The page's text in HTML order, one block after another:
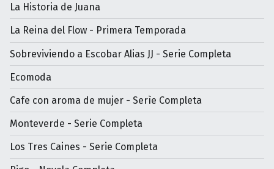
La Historia de Juana
La Reina del Flow - Primera Temporada
Sobreviviendo a Escobar Alias JJ - Serie Completa
Ecomoda
Cafe con aroma de mujer - Serìe Completa
Monteverde - Serie Completa
Los Tres Caines - Serie Completa